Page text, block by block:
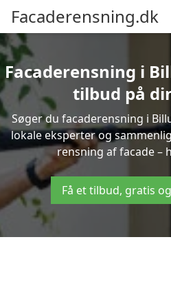
Facaderensning.dk
Facaderensning i
tilbud på
Søger du facaderensning i
lokale eksperter og
rensning af facade –
Få et tilbud, gratis